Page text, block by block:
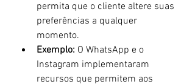
permita que o cliente altere suas
preferências a qualquer
momento.
Exemplo: O WhatsApp e o
Instagram implementaram
recursos que permitem aos